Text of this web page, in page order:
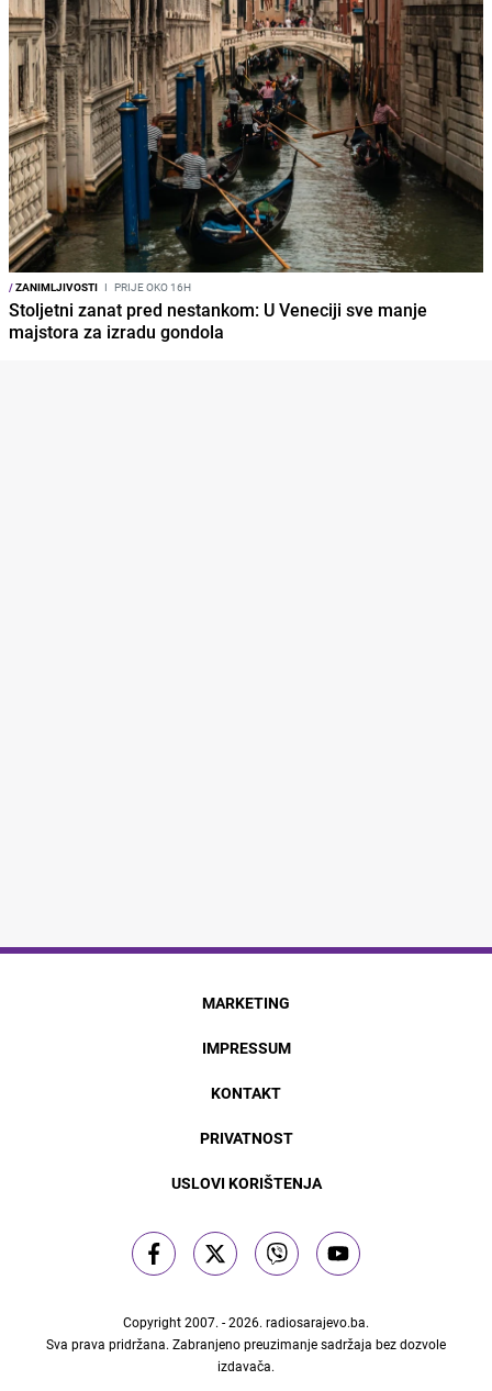
/ZANIMLJIVOSTI I PRIJE OKO 16H
Stoljetni zanat pred nestankom: U Veneciji sve manje
majstora za izradu gondola
MARKETING
IMPRESSUM
KONTAKT
PRIVATNOST
USLOVI KORIŠTENJA
Copyright 2007. - 2026. radiosarajevo.ba.
Sva prava pridržana. Zabranjeno preuzimanje sadržaja bez dozvole
izdavača.